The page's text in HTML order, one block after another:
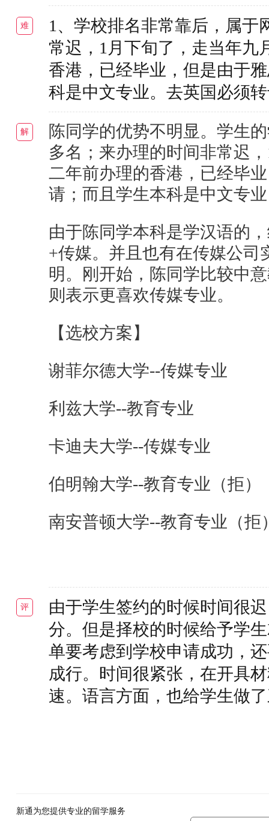
难
1、学校排名非常靠后，属于
常迟，1月下旬了，走当年九
香港，已经毕业，但是由于
科是中文专业。去英国必须
解
陈同学的优势不明显。学生
多名；来办理的时间非常迟
二年前办理的香港，已经毕
请；而且学生本科是中文专
由于陈同学本科是学汉语的
+传媒。并且也有在传媒公司
明。刚开始，陈同学比较中
则表示更喜欢传媒专业。
【选校方案】
谢菲尔德大学--传媒专业
利兹大学--教育专业
卡迪夫大学--传媒专业
伯明翰大学--教育专业（拒）
南安普顿大学--教育专业（拒
评
由于学生签约的时候时间很
分。但是择校的时候给予学
单要考虑到学校申请成功，
成行。时间很紧张，在开具
速。语言方面，也给学生做
新通为您提供专业的留学服务